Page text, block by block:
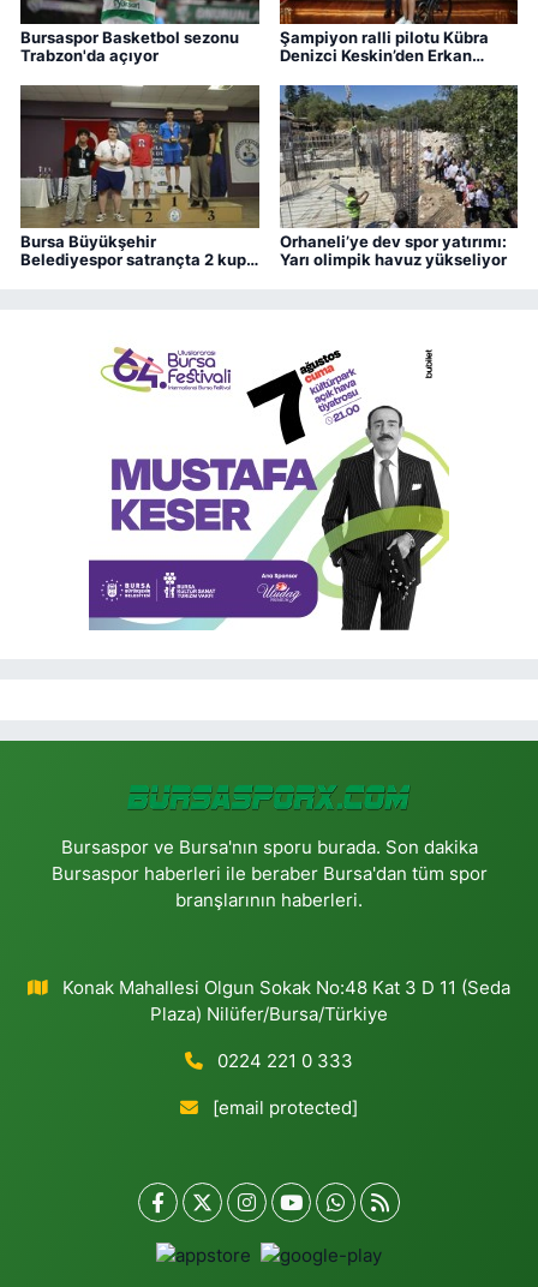
Bursaspor Basketbol sezonu
Trabzon'da açıyor
Şampiyon ralli pilotu Kübra
Denizci Keskin’den Erkan
Bursa Büyükşehir
Belediyespor satrançta 2 kupa
Orhaneli’ye dev spor yatırımı:
Yarı olimpik havuz yükseliyor
Bursaspor ve Bursa'nın sporu burada. Son dakika
Bursaspor haberleri ile beraber Bursa'dan tüm spor
branşlarının haberleri.
Konak Mahallesi Olgun Sokak No:48 Kat 3 D 11 (Seda
Plaza) Nilüfer/Bursa/Türkiye
0224 221 0 333
[email protected]